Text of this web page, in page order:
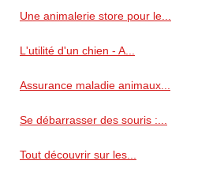
Une animalerie store pour le...
L'utilité d'un chien - A...
Assurance maladie animaux...
Se débarrasser des souris :...
Tout découvrir sur les...